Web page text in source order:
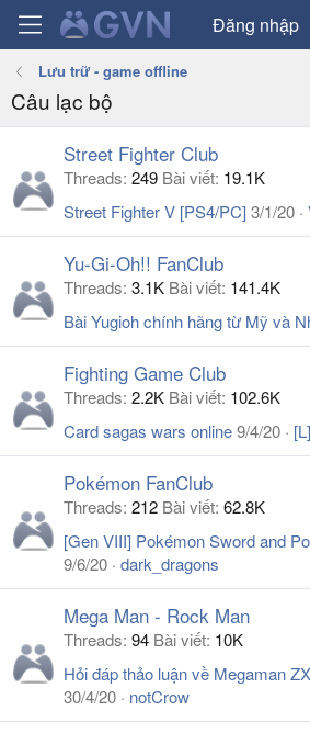
Đăng nhập
Lưu trữ - game offline
Câu lạc bộ
Street Fighter Club
Threads 249 Bài viết 19.1K
Street Fighter V [PS4/PC] 3/1/20
Yu-Gi-Oh!! FanClub
Threads 3.1K Bài viết 141.4K
Bài Yugioh chính hãng từ Mỹ và
Fighting Game Club
Threads 2.2K Bài viết 102.6K
Card sagas wars online9/4/20
Pokémon FanClub
Threads 212 Bài viết 62.8K
[Gen VIII] Pokémon Sword and
9/6/20 dark_dragons
Mega Man - Rock Man
Threads 94 Bài viết 10K
Hỏi đáp thảo luận về Megaman
30/4/20
notCrow